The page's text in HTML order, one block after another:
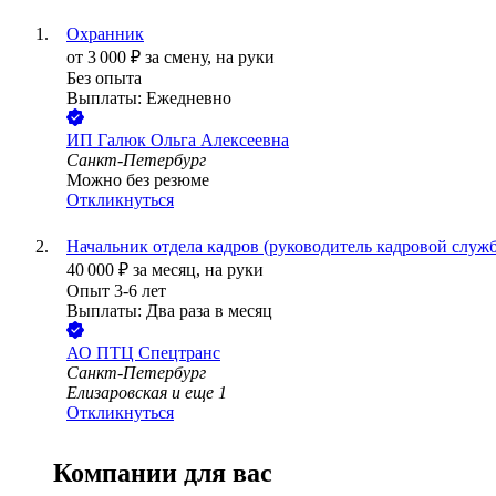
Охранник
от 3 000 ₽ за смену, на руки
Без опыта
Выплаты: Ежедневно
ИП Галюк Ольга Алексеевна
Санкт-Петербург
Можно без резюме
Откликнуться
Начальник отдела кадров (руководитель кадровой
40 000 ₽ за месяц, на руки
Опыт 3-6 лет
Выплаты: Два раза в месяц
АО ПТЦ Спецтранс
Санкт-Петербург
Елизаровская и еще 1
Откликнуться
Компании для вас